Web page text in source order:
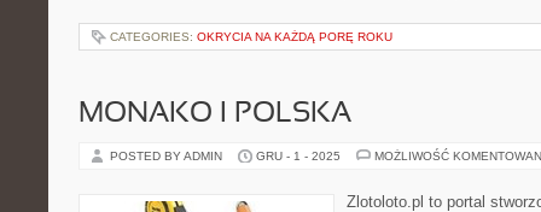
CATEGORIES: OKRYCIA NA KAŻDĄ PORĘ ROKU
MONAKO I POLSKA
POSTED BY ADMIN GRU - 1 - 2025 MOŻLIWOŚĆ
Zlotoloto.pl to portal